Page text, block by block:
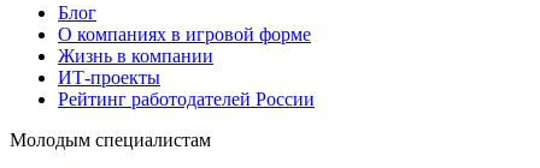
Блог
О компаниях в игровой форме
Жизнь в компании
ИТ-проекты
Рейтинг работодателей России
Молодым специалистам